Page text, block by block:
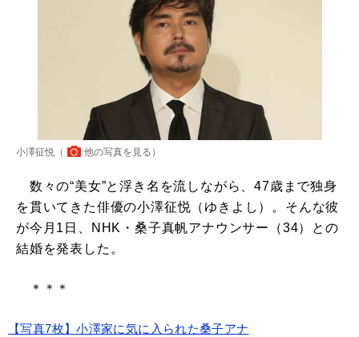
小澤征悦（ 他の写真を見る ）
数々の“美女”と浮き名を流しながら、47歳まで独身
を貫いてきた俳優の小澤征悦（ゆきよし）。そんな彼
が今月1日、NHK・桑子真帆アナウンサー（34）との
結婚を発表した。
＊＊＊
【写真7枚】小澤家に気に入られた桑子アナ